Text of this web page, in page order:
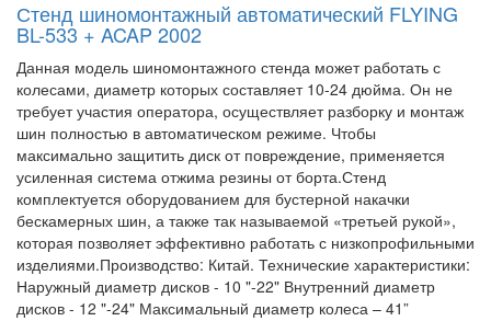
Стенд шиномонтажный автоматический FLYING
BL-533 + ACAP 2002
Данная модель шиномонтажного стенда может работать с
колесами, диаметр которых составляет 10-24 дюйма. Он не
требует участия оператора, осуществляет разборку и монтаж
шин полностью в автоматическом режиме. Чтобы
максимально защитить диск от повреждение, применяется
усиленная система отжима резины от борта.Стенд
комплектуется оборудованием для бустерной накачки
бескамерных шин, а также так называемой «третьей рукой»,
которая позволяет эффективно работать с низкопрофильными
изделиями.Производство: Китай. Технические характеристики:
Наружный диаметр дисков - 10 "-22" Внутренний диаметр
дисков - 12 "-24" Максимальный диаметр колеса – 41”